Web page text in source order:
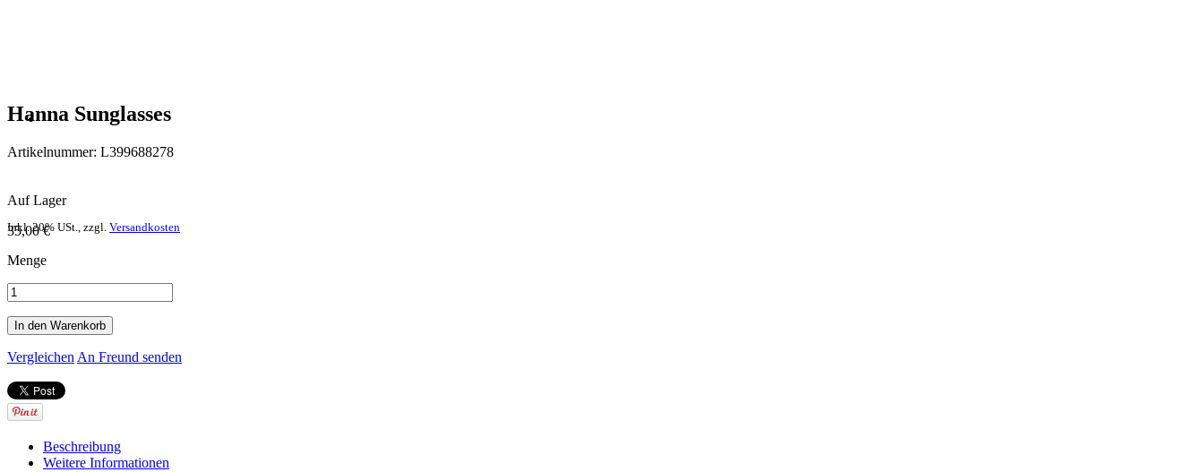
Hanna Sunglasses
Artikelnummer: L399688278
Auf Lager
35,00 €
Inkl. 20% USt., zzgl. Versandkosten
Menge
In den Warenkorb
Vergleichen An Freund senden
Beschreibung
Weitere Informationen